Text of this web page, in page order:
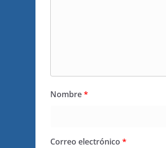
Nombre*
Correo electrónico *